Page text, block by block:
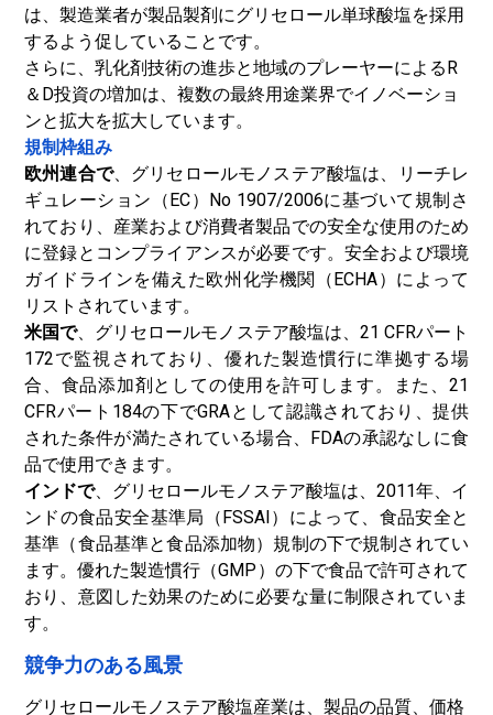
は、製造業者が製品製剤にグリセロール単球酸塩を採用
するよう促していることです。
さらに、乳化剤技術の進歩と地域のプレーヤーによるR
＆D投資の増加は、複数の最終用途業界でイノベーショ
ンと拡大を拡大しています。
規制枠組み
欧州連合で、グリセロールモノステア酸塩は、リーチレ
ギュレーション（EC）No 1907/2006に基づいて規制さ
れており、産業および消費者製品での安全な使用のため
に登録とコンプライアンスが必要です。安全および環境
ガイドラインを備えた欧州化学機関（ECHA）によって
リストされています。
米国で、グリセロールモノステア酸塩は、21 CFRパート
172で監視されており、優れた製造慣行に準拠する場
合、食品添加剤としての使用を許可します。また、21
CFRパート184の下でGRAとして認識されており、提供
された条件が満たされている場合、FDAの承認なしに食
品で使用できます。
インドで、グリセロールモノステア酸塩は、2011年、イ
ンドの食品安全基準局（FSSAI）によって、食品安全と
基準（食品基準と食品添加物）規制の下で規制されてい
ます。優れた製造慣行（GMP）の下で食品で許可されて
おり、意図した効果のために必要な量に制限されていま
す。
競争力のある風景
グリセロールモノステア酸塩産業は、製品の品質、価格